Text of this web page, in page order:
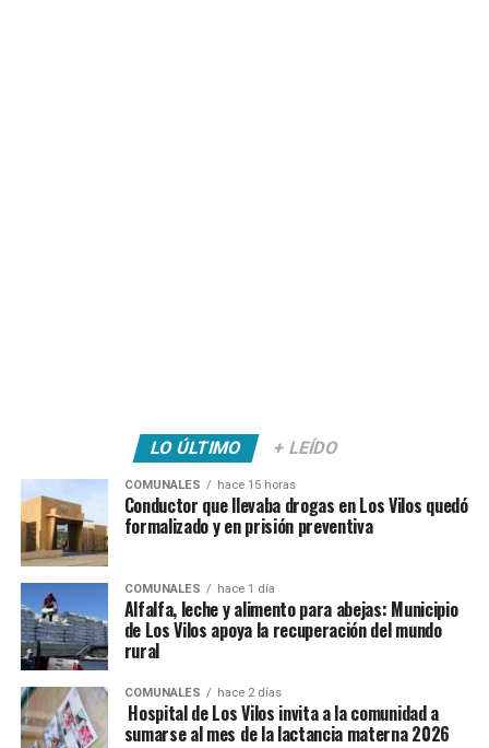
LO ÚLTIMO + LEÍDO
COMUNALES hace 15 horas
Conductor que llevaba drogas en Los Vilos quedó
formalizado y en prisión preventiva
COMUNALES hace 1 día
Alfalfa, leche y alimento para abejas: Municipio
de Los Vilos apoya la recuperación del mundo
rural
COMUNALES hace 2 días
Hospital de Los Vilos invita a la comunidad a
sumarse al mes de la lactancia materna 2026